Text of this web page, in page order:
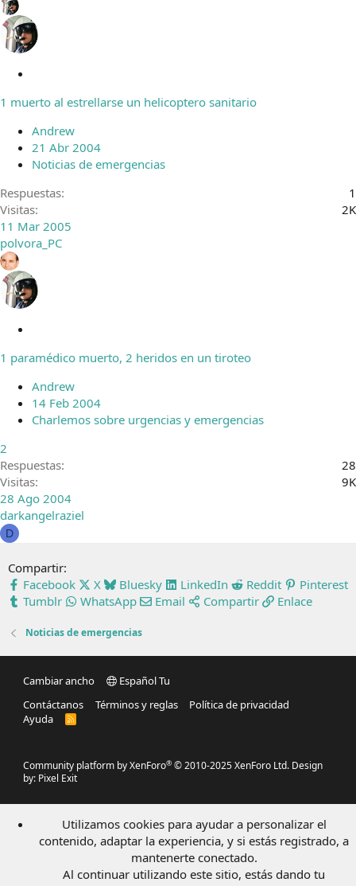
r
a
d
o
1 muerto al estrellarse un helicoptero sanitario
Andrew
21 Abr 2004
Noticias de emergencias
Respuestas
1
Visitas
2K
11 Mar 2005
polvora_PC
r
a
d
o
1 paramédico muerto, 2 heridos en un tiroteo
Andrew
14 Feb 2004
Charlemos sobre urgencias y emergencias
2
Respuestas
28
Visitas
9K
28 Ago 2004
darkangelraziel
D
Compartir:
Facebook
X Bluesky LinkedIn Reddit
Pinterest
Tumblr
WhatsApp Email Compartir Enlace
Noticias de emergencias
Cambiar ancho
Español Tu
Contáctanos
Términos y reglas
Política de privacidad
Ayuda
R
Community platform by XenForo® © 2010-2025 XenForo Ltd. Design
by: Pixel Exit
Utilizamos cookies para ayudar a personalizar el
contenido, adaptar la experiencia, y si estás registrado, a
mantenerte conectado.
Al continuar utilizando este sitio, estás dando tu